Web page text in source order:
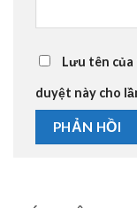
Lưu tên
duyệt này cho